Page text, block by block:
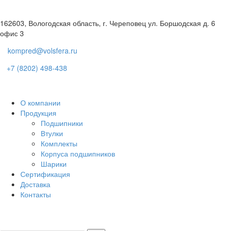
162603, Вологодская область, г. Череповец ул. Боршодская д. 6
офис 3
kompred@volsfera.ru
+7 (8202) 498-438
О компании
Продукция
Подшипники
Втулки
Комплекты
Корпуса подшипников
Шарики
Сертификация
Доставка
Контакты